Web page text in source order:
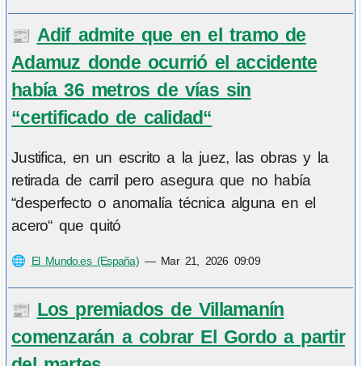
📰 Adif admite que en el tramo de
Adamuz donde ocurrió el accidente
había 36 metros de vías sin
“certificado de calidad“
Justifica, en un escrito a la juez, las obras y la
retirada de carril pero asegura que no había
“desperfecto o anomalía técnica alguna en el
acero“ que quitó
🌐 El Mundo.es (España)— Mar 21, 2026 09:09
📰 Los premiados de Villamanín
comenzarán a cobrar El Gordo a partir